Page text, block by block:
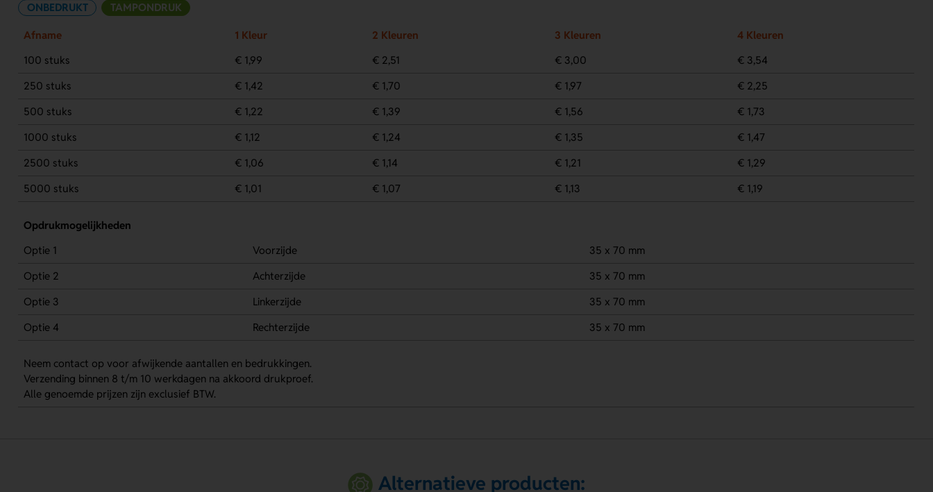
ONBEDRUKT TAMPONDRUK
Afname 1 Kleur 2 Kleuren 3 Kleuren
4 Kleuren
100 stuks
€ 1,99 € 2,51 € 3,00
€ 3,54
250 stuks
€ 1,42 € 1,70 € 1,97
€ 2,25
500 stuks
€ 1,22 € 1,39 € 1,56
€ 1,73
1000 stuks
€ 1,12 € 1,24 € 1,35
€ 1,47
2500 stuks
€ 1,06 € 1,14 € 1,21
€ 1,29
5000 stuks
€ 1,01 € 1,07 € 1,13 € 1,19
Opdrukmogelijkheden
Optie 1
Voorzijde
35 x 70 mm
Optie 2
Achterzijde
35 x 70 mm
Optie 3
Linkerzijde
35 x 70 mm
Optie 4
Rechterzijde 35 x 70 mm
Neem contact op voor afwijkende aantallen en bedrukkingen.
Verzending binnen 8 t/m 10 werkdagen na akkoord drukproef.
Alle genoemde prijzen zijn exclusief BTW.
Alternatieve producten: